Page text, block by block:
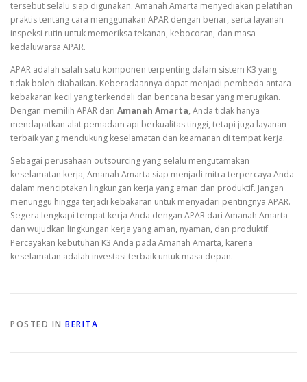
tersebut selalu siap digunakan. Amanah Amarta menyediakan pelatihan
praktis tentang cara menggunakan APAR dengan benar, serta layanan
inspeksi rutin untuk memeriksa tekanan, kebocoran, dan masa
kedaluwarsa APAR.
APAR adalah salah satu komponen terpenting dalam sistem K3 yang
tidak boleh diabaikan. Keberadaannya dapat menjadi pembeda antara
kebakaran kecil yang terkendali dan bencana besar yang merugikan.
Dengan memilih APAR dari Amanah Amarta, Anda tidak hanya
mendapatkan alat pemadam api berkualitas tinggi, tetapi juga layanan
terbaik yang mendukung keselamatan dan keamanan di tempat kerja.
Sebagai perusahaan outsourcing yang selalu mengutamakan
keselamatan kerja, Amanah Amarta siap menjadi mitra terpercaya Anda
dalam menciptakan lingkungan kerja yang aman dan produktif. Jangan
menunggu hingga terjadi kebakaran untuk menyadari pentingnya APAR.
Segera lengkapi tempat kerja Anda dengan APAR dari Amanah Amarta
dan wujudkan lingkungan kerja yang aman, nyaman, dan produktif.
Percayakan kebutuhan K3 Anda pada Amanah Amarta, karena
keselamatan adalah investasi terbaik untuk masa depan.
POSTED IN BERITA